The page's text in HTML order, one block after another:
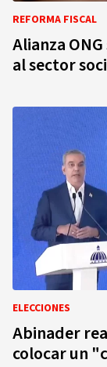
REFORMA FISCAL
Alianza
al sector
ELECCIONES
Abinader
colocar un